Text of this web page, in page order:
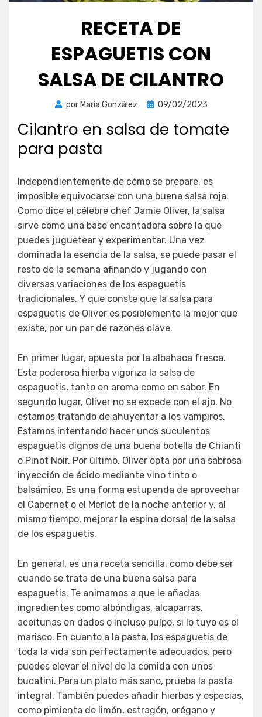
RECETA DE
ESPAGUETIS CON
SALSA DE CILANTRO
por María González
Publicada
09/02/2023
Cilantro en salsa de tomate
para pasta
Independientemente de cómo se prepare, es
imposible equivocarse con una buena salsa roja.
Como dice el célebre chef Jamie Oliver, la salsa
sirve como una base encantadora sobre la que
puedes juguetear y experimentar. Una vez
dominada la esencia de la salsa, se puede pasar el
resto de la semana afinando y jugando con
diversas variaciones de los espaguetis
tradicionales. Y que conste que la salsa para
espaguetis de Oliver es posiblemente la mejor que
existe, por un par de razones clave.
En primer lugar, apuesta por la albahaca fresca.
Esta poderosa hierba vigoriza la salsa de
espaguetis, tanto en aroma como en sabor. En
segundo lugar, Oliver no se excede con el ajo. No
estamos tratando de ahuyentar a los vampiros.
Estamos intentando hacer unos suculentos
espaguetis dignos de una buena botella de Chianti
o Pinot Noir. Por último, Oliver opta por una sabrosa
inyección de ácido mediante vino tinto o
balsámico. Es una forma estupenda de aprovechar
el Cabernet o el Merlot de la noche anterior y, al
mismo tiempo, mejorar la espina dorsal de la salsa
de los espaguetis.
En general, es una receta sencilla, como debe ser
cuando se trata de una buena salsa para
espaguetis. Te animamos a que le añadas
ingredientes como albóndigas, alcaparras,
aceitunas en dados o incluso pulpo, si lo tuyo es el
marisco. En cuanto a la pasta, los espaguetis de
toda la vida son perfectamente adecuados, pero
puedes elevar el nivel de la comida con unos
bucatini. Para un plato más sano, prueba la pasta
integral. También puedes añadir hierbas y especias,
como pimienta de limón, estragón, orégano y